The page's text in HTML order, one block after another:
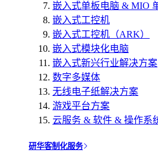
嵌入式单板电脑 & MIO
嵌入式工控机
嵌入式工控机（ARK）
嵌入式模块化电脑
嵌入式新兴行业解决方案
数字多媒体
无线电子纸解决方案
游戏平台方案
云服务 & 软件 & 操作系
研华客制化服务